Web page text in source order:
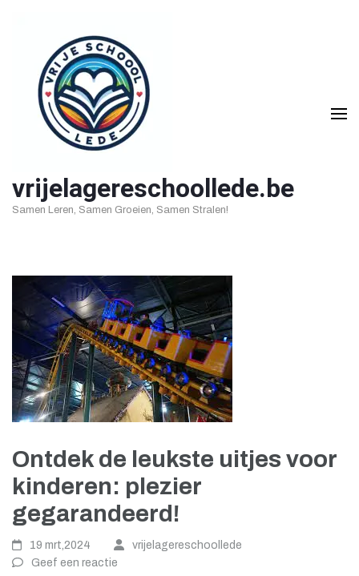
inhoud
vrijelagereschoollede.be
Samen Leren, Samen Groeien, Samen Stralen!
Ontdek de leukste uitjes voor
kinderen: plezier
gegarandeerd!
19 mrt,2024
vrijelagereschoollede
Geef een reactie